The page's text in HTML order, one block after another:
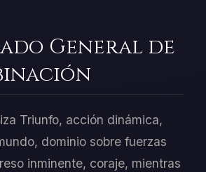
General de
Triunfo, acción dinámica,
dominio sobre fuerzas
inminente, coraje, mientras